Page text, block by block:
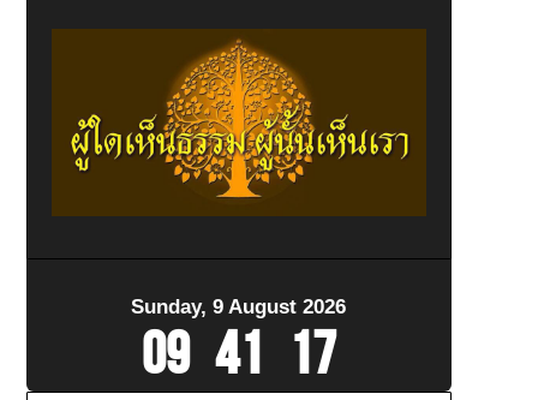
Sunday, 9 August 2026
09 41 19